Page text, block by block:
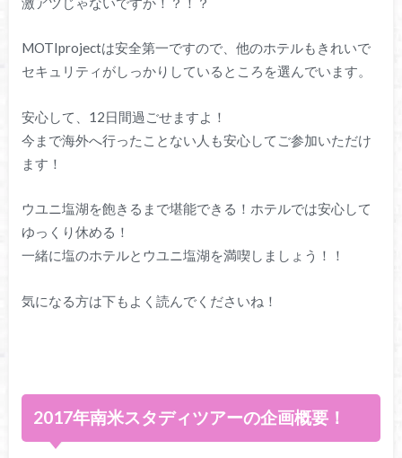
MOTIprojectは安全第一ですので、他のホテルもきれいで
セキュリティがしっかりしているところを選んでいます。
安心して、12日間過ごせますよ！
今まで海外へ行ったことない人も安心してご参加いただけ
ます！
ウユニ塩湖を飽きるまで堪能できる！ホテルでは安心して
ゆっくり休める！
一緒に塩のホテルとウユニ塩湖を満喫しましょう！！
気になる方は下もよく読んでくださいね！
2017年南米スタディツアーの企画概要！